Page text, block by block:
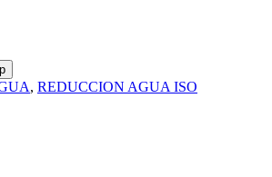
, REDUCCION AGUA ISO